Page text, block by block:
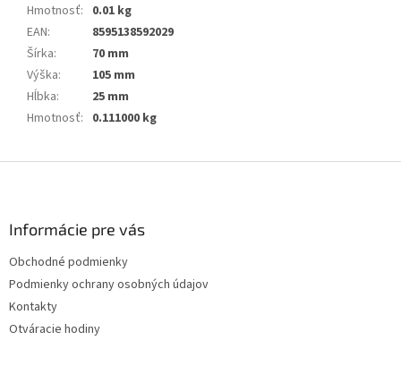
Hmotnosť: 0.01 kg
EAN:
8595138592029
Šírka:
70 mm
Výška:
105 mm
Hĺbka:
25 mm
Hmotnosť: 0.111000 kg
Informácie pre vás
Obchodné podmienky
Podmienky ochrany osobných údajov
Kontakty
Otváracie hodiny